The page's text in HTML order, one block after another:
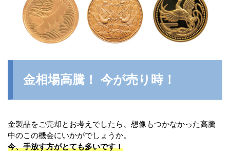
金相場高騰！ 今が売り時！
金製品をご売却とお考えでしたら、想像もつかなかった高騰
中のこの機会にいかがでしょうか。
今、手放す方がとても多いです！